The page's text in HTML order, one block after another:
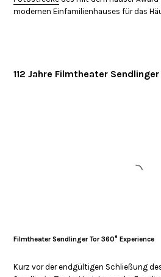
modernen Einfamilienhauses für das
112 Jahre Filmtheater
Filmtheater Sendlinger Tor 360° Experience
Kurz vor der endgültigen Schließung